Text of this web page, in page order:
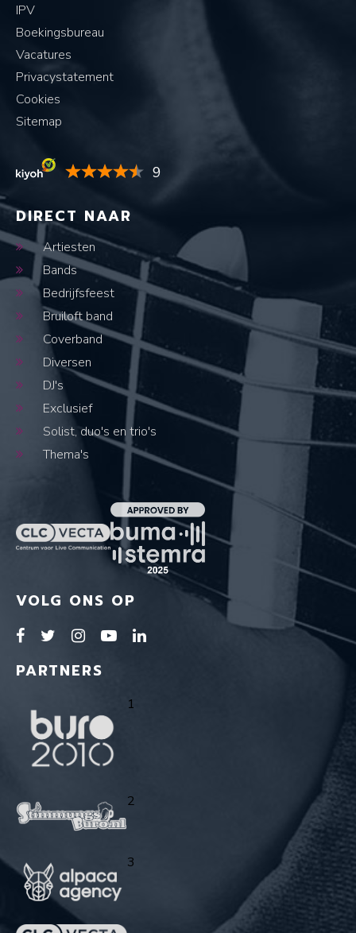
IPV
Boekingsbureau
Vacatures
Privacystatement
Cookies
Sitemap
9
DIRECT NAAR
Artiesten
Bands
Bedrijfsfeest
Bruiloft band
Coverband
Diversen
DJ's
Exclusief
Solist, duo's en trio's
Thema's
VOLG ONS OP
PARTNERS
1
2
3